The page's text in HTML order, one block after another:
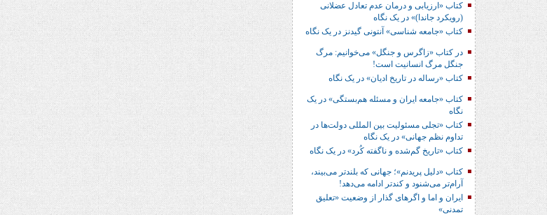
کتاب «ارزیابی و درمان عدم تعادل عضلانی
(رویکرد جاندا)» در یک نگاه
کتاب «جامعه شناسی» آنتونی گیدنز در یک نگاه
در کتاب «زاگرس و جنگل» می‌خوانیم: مرگ
جنگل مرگ انسانیت است!
کتاب «رساله در تاریخ ادیان» در یک نگاه
کتاب «جامعه ایران و مسئله هم‌بستگی» در یک
نگاه
کتاب «تجلی مسئولیت بین المللی دولت‌ها در
تداوم نظم جهانی» در یک نگاه
کتاب «تاریخ گم‌شده و ناگفته کُرد» در یک نگاه
کتاب «دلیل پریدنم»؛ جهانی که بلندتر می‌بیند،
آرام‌تر می‌شنود و کندتر ادامه می‌دهد!
ایران و اما و اگرهای گذار از وضعیت «تعلیق
تمدنی»